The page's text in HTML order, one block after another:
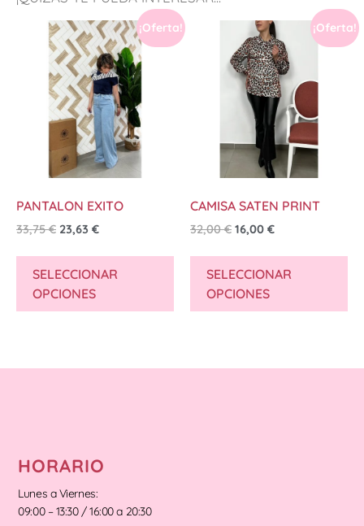
¡Oferta!
PANTALON EXITO
33,75€ 23,63 €
SELECCIONAR
OPCIONES
¡Oferta!
CAMISA SATEN PRINT
32,00€ 16,00 €
SELECCIONAR
OPCIONES
HORARIO
Lunes a Viernes:
09:00 – 13:30 / 16:00 a 20:30